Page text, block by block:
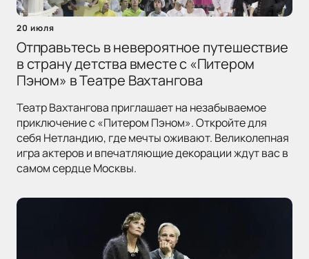
20 июля
Отправьтесь в невероятное путешествие
в страну детства вместе с «Питером
Пэном» в Театре Вахтангова
Театр Вахтангова приглашает на незабываемое
приключение с «Питером Пэном». Откройте для
себя Нетландию, где мечты оживают. Великолепная
игра актеров и впечатляющие декорации ждут вас в
самом сердце Москвы.